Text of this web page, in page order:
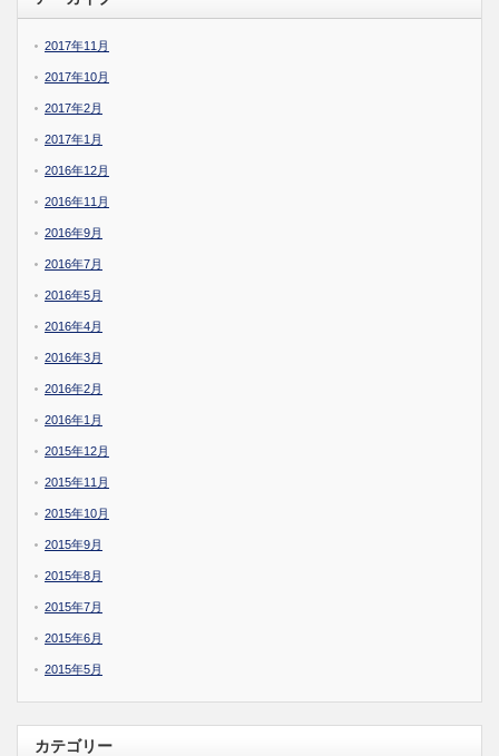
2017年11月
2017年10月
2017年2月
2017年1月
2016年12月
2016年11月
2016年9月
2016年7月
2016年5月
2016年4月
2016年3月
2016年2月
2016年1月
2015年12月
2015年11月
2015年10月
2015年9月
2015年8月
2015年7月
2015年6月
2015年5月
カテゴリー